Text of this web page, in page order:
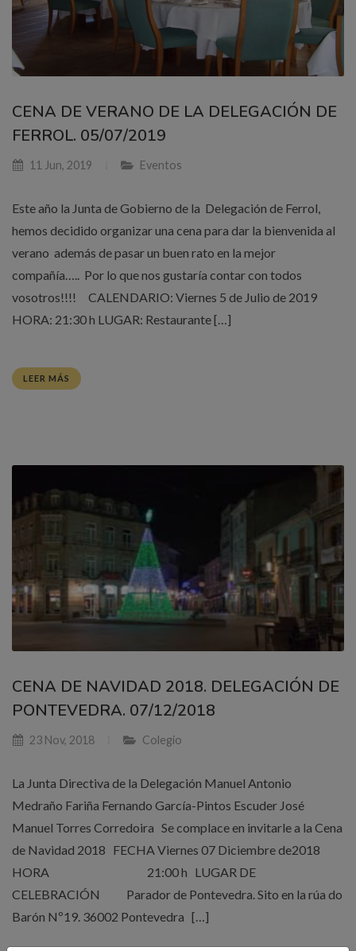
CENA DE VERANO DE LA DELEGACIÓN DE
FERROL. 05/07/2019
11 Jun, 2019 Eventos
Este año la Junta de Gobierno de la Delegación de Ferrol,
hemos decidido organizar una cena para dar la bienvenida al
verano además de pasar un buen rato en la mejor
compañía….. Por lo que nos gustaría contar con todos
vosotros!!!! CALENDARIO: Viernes 5 de Julio de 2019
HORA: 21:30 h LUGAR: Restaurante […]
LEER MÁS
CENA DE NAVIDAD 2018. DELEGACIÓN DE
PONTEVEDRA. 07/12/2018
23 Nov, 2018 Colegio
La Junta Directiva de la Delegación Manuel Antonio
Medraño Fariña Fernando García-Pintos Escuder José
Manuel Torres Corredoira Se complace en invitarle a la Cena
de Navidad 2018 FECHA Viernes 07 Diciembre de2018
HORA 21:00 h LUGAR DE
CELEBRACIÓN Parador de Pontevedra. Sito en la rúa do
Barón Nº19. 36002 Pontevedra […]